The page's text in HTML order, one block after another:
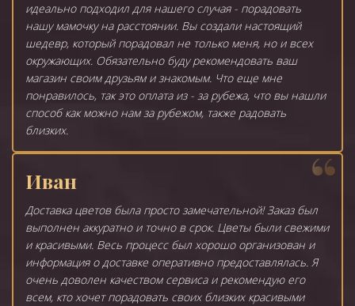
идеально подходил для нашего случая - порадовать
нашу мамочку на расстоянии. Вы создали настоящий
шедевр, который порадовал не только меня, но и всех
окружающих. Обязательно буду рекомендовать ваш
магазин своим друзьям и знакомым. Что еще мне
понравилось, так это оплата из - за рубежа, что вы нашли
способ как можно нам за рубежом, также радовать
близких.
Иван
Доставка цветов была просто замечательной! Заказ был
выполнен аккуратно и точно в срок. Цветы были свежими
и красивыми. Весь процесс был хорошо организован и
информация о доставке оперативно предоставлялась. Я
очень доволен качеством сервиса и рекомендую его
всем, кто хочет порадовать своих близких красивыми